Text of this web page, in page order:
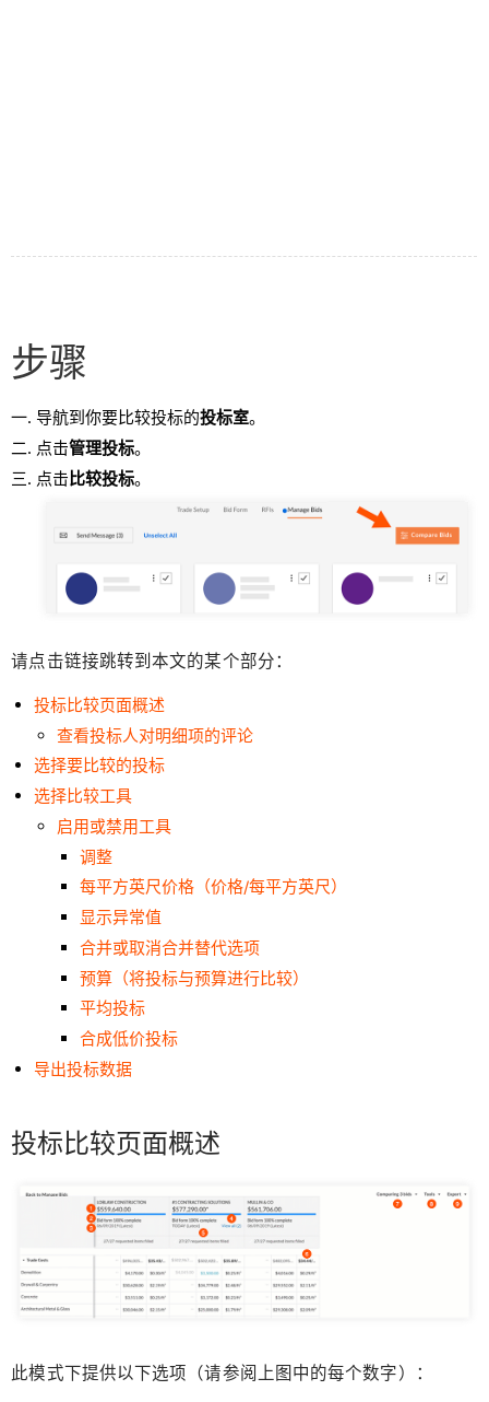
步骤
导航到你要比较投标的投标室。
点击管理投标。
点击 比较投标。
请点击链接跳转到本文的某个部分：
投标比较页面概述
查看投标人对明细项的评论
选择要比较的投标
选择比较工具
启用或禁用工具
调整
每平方英尺价格（价格/每平方英尺）
显示异常值
合并或取消合并替代选项
预算（将投标与预算进行比较）
平均投标
合成低价投标
导出投标数据
投标比较页面概述
此模式下提供以下选项（请参阅上图中的每个数字）：